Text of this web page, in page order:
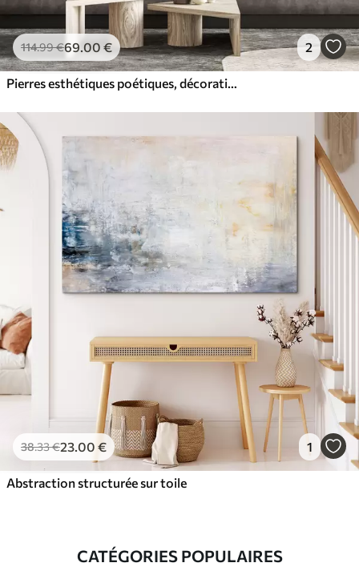
114.99€69.00 € 2
Pierres esthétiques poétiques, décoration intérieure, éclairage naturel
38.33€23.00 € 1
Abstraction structurée sur toile
CATÉGORIES POPULAIRES